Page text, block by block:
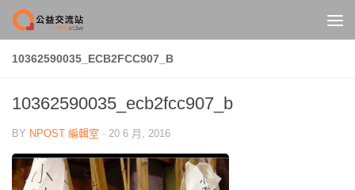
Skip to content
10362590035_ECB2FCC907_B
10362590035_ecb2fcc907_b
BY NPOST 編輯室 · 20 6 月, 2016